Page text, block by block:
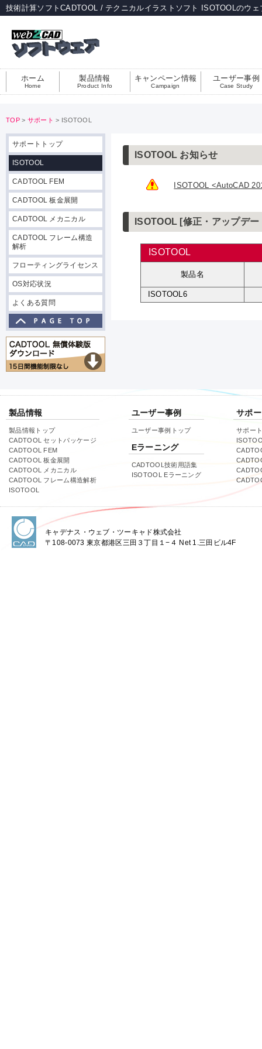
技術計算ソフトCADTOOL / テクニカルイラストソフト ISOTOOLのウェ
ホーム
Home
製品情報
Product Info
キャンペーン情報
Campaign
ユーザー事例
Case Study
TOP> サポート > ISOTOOL
サポートトップ
ISOTOOL
CADTOOL FEM
CADTOOL 板金展開
CADTOOL メカニカル
CADTOOL フレーム構造
解析
フローティングライセンス
OS対応状況
よくある質問
ISOTOOL お知らせ
ISOTOOL <AutoCAD
ISOTOOL [修正・アップデ
ISOTOOL
製品名
ISOTOOL6
製品情報
製品情報トップ
CADTOOL セットパッケージ
CADTOOL FEM
CADTOOL 板金展開
CADTOOL メカニカル
CADTOOL フレーム構造解析
ISOTOOL
ユーザー事例
ユーザー事例トップ
Eラーニング
CADTOOL技術用語集
ISOTOOL Eラーニング
サポ
サポー
キャデナス・ウェブ・ツーキャド株式会社
〒108-0073 東京都港区三田３丁目１−４ Net 1.三田ビル4F